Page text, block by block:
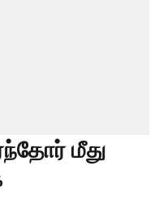
மீது